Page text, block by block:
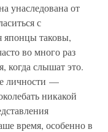
унаследована от
с
японцы таковы,
во много раз
слышат это.
личности —
никакой
время, особенно в